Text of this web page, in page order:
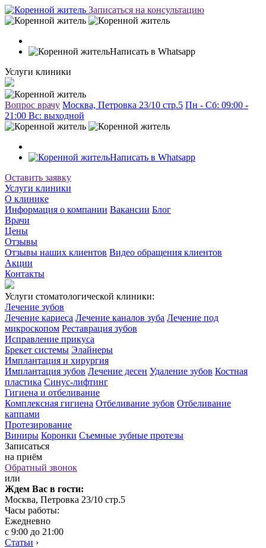
Записаться на консультацию
Написать в Whatsapp
Услуги клиники
Вопрос врачу Москва, Петровка 23/10 стр.5 Пн - Сб: 09:00 -
21:00 Вc: выходной
Написать в Whatsapp
Оставить заявку
Услуги клиники
О клинике
Информация о компании Вакансии Блог
Врачи
Цены
Отзывы
Отзывы наших клиентов Видео обращения клиентов
Акции
Контакты
Услуги стоматологической клиники:
Лечение зубов
Лечение кариеса Лечение каналов зуба Лечение под
микроскопом Реставрация зубов
Исправление прикуса
Брекет системы Элайнеры
Имплантация и хирургия
Имплантация зубов Лечение десен Удаление зубов Костная
пластика Синус-лифтинг
Гигиена и отбеливание
Комплексная гигиена Отбеливание зубов Отбеливание
каппами
Протезирование
Виниры Коронки Съемные зубные протезы
Записаться
на приём
Обратный звонок
или
Ждем Вас в гости:
Москва, Петровка 23/10 стр.5
Часы работы:
Ежедневно
с 9:00 до 21:00
Статьи ›